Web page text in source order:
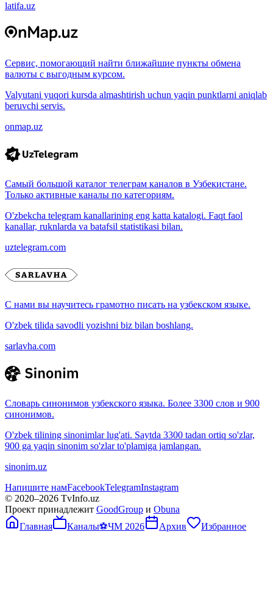
latifa.uz
Сервис, помогающий найти ближайшие пункты обмена
валюты с выгодным курсом.
Valyutani yuqori kursda almashtirish uchun yaqin punktlarni aniqlab
beruvchi servis.
onmap.uz
Самый большой каталог телеграм каналов в Узбекистане.
Только активные каналы по категориям.
O'zbekcha telegram kanallarining eng katta katalogi. Faqt faol
kanallar, ruknlarda va batafsil statistikasi bilan.
uztelegram.com
С нами вы научитесь грамотно писать на узбекском языке.
O'zbek tilida savodli yozishni biz bilan boshlang.
sarlavha.com
Словарь синонимов узбекского языка. Более 3300 слов и 900
синонимов.
O'zbek tilining sinonimlar lug'ati. Saytda 3300 tadan ortiq so'zlar,
900 ga yaqin sinonim so'zlar to'plamiga jamlangan.
sinonim.uz
Напишите намFacebookTelegramInstagram
© 2020–2026 TvInfo.uz
Проект принадлежит GoodGroup и Obuna
Главная
Каналы⚽ЧМ 2026 Архив Избранное